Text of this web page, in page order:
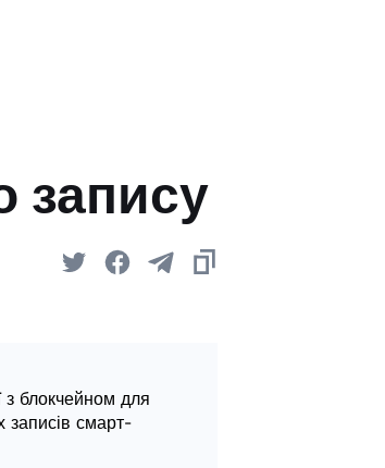
запису
з блокчейном для
записів смарт-